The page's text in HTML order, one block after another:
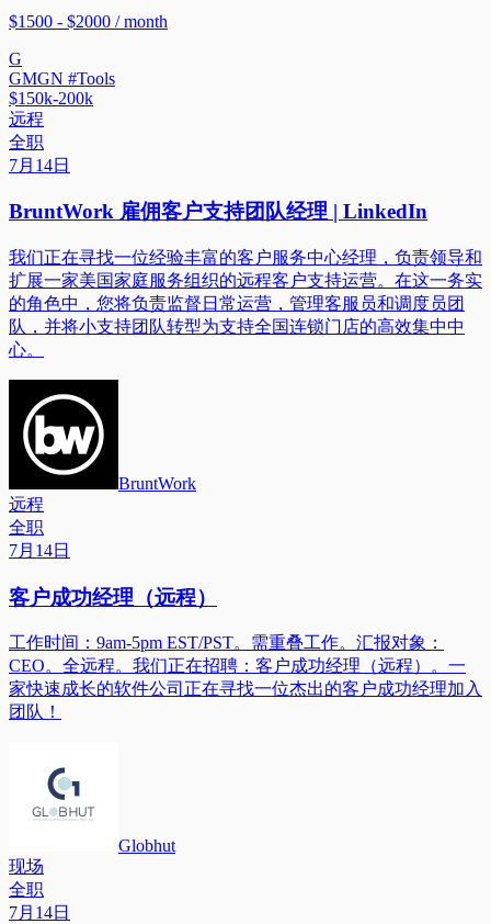
$1500 - $2000 / month
G
GMGN #Tools
$150k-200k
远程
全职
7月14日
BruntWork 雇佣客户支持团队经理 | LinkedIn
我们正在寻找一位经验丰富的客户服务中心经理，负责领导和
扩展一家美国家庭服务组织的远程客户支持运营。在这一务实
的角色中，您将负责监督日常运营，管理客服员和调度员团
队，并将小支持团队转型为支持全国连锁门店的高效集中中
心。
BruntWork
远程
全职
7月14日
客户成功经理（远程）
工作时间：9am-5pm EST/PST。需重叠工作。汇报对象：
CEO。全远程。我们正在招聘：客户成功经理（远程）。一
家快速成长的软件公司正在寻找一位杰出的客户成功经理加入
团队！
Globhut
现场
全职
7月14日